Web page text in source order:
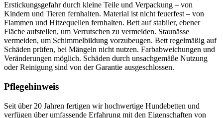
Erstickungsgefahr durch kleine Teile und Verpackung – von
Kindern und Tieren fernhalten. Material ist nicht feuerfest – von
Flammen und Hitzequellen fernhalten. Bett auf stabiler, ebener
Fläche aufstellen, um Verrutschen zu vermeiden. Staunässe
vermeiden, um Schimmelbildung vorzubeugen. Bett regelmäßig auf
Schäden prüfen, bei Mängeln nicht nutzen. Farbabweichungen und
Veränderungen möglich. Schäden durch unsachgemäße Nutzung
oder Reinigung sind von der Garantie ausgeschlossen.
Pflegehinweis
Seit über 20 Jahren fertigen wir hochwertige Hundebetten und
verfügen über umfassende Erfahrung mit den Eigenschaften von